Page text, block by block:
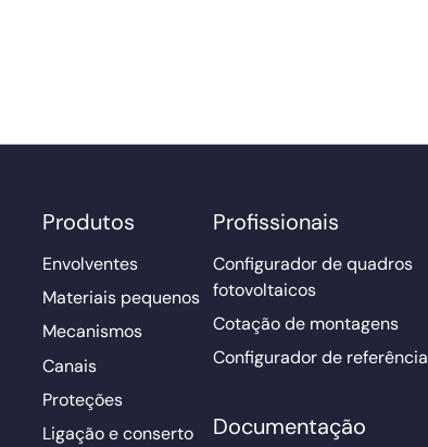
Produtos
Envolventes
Materiais pequenos
Mecanismos
Canais
Proteções
Ligação e conserto
Profissionais
Configurador de quadros
fotovoltaicos
Cotação de montagens
Configurador de referência
Documentação